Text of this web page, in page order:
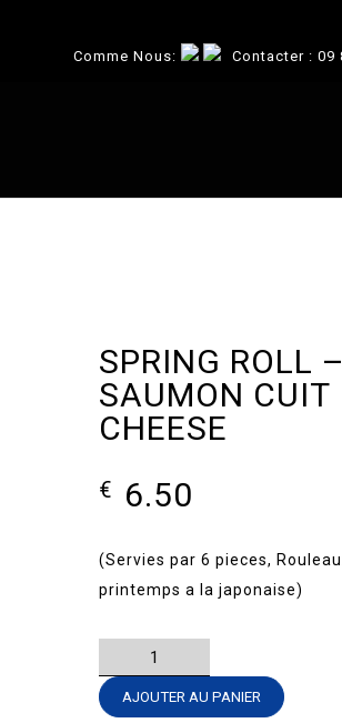
Comme Nous: Contacter : 09
SPRING ROLL –
SAUMON CUIT
CHEESE
€ 6.50
(Servies par 6 pieces,
printemps a la japonaise)
quantité
de
SPRING
AJOUTER AU PANIER